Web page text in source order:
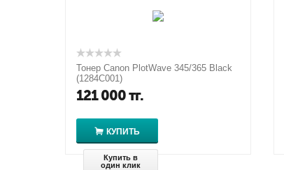
Тонер Canon PlotWave 345/365 Black
(1284C001)
121 000тг.
КУПИТЬ
Купить в
один клик